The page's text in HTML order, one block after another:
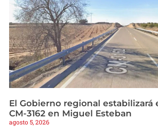
El Gobierno regional estabilizará
CM-3162 en Miguel Esteban
agosto 5, 2026